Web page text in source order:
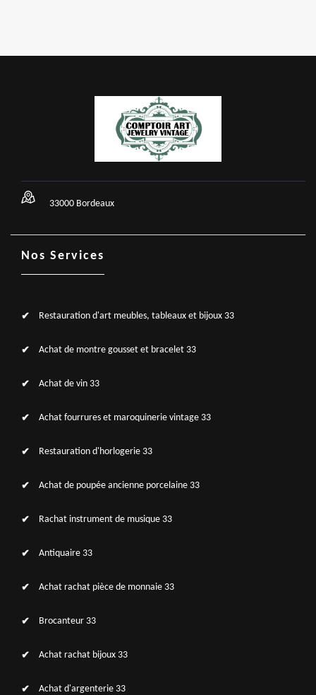
33000 Bordeaux
Nos Services
Restauration d'art meubles, tableaux et bijoux 33
Achat de montre gousset et bracelet 33
Achat de vin 33
Achat fourrures et maroquinerie vintage 33
Restauration d'horlogerie 33
Achat de poupée ancienne porcelaine 33
Rachat instrument de musique 33
Antiquaire 33
Achat rachat pièce de monnaie 33
Brocanteur 33
Achat rachat bijoux 33
Achat d'argenterie 33